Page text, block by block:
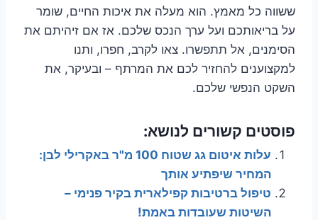
ששווה כל מאמץ. הוא מעלה את איכות החיים, שומר
על בריאותכם ועל ערך הנכס שלכם. אז אם זיהיתם את
הסימנים, אל תתפשרו. צאו לקרב, חפרו, ותנו
למקצוענים להחזיר לכם את המרתף – ובעיקר, את
השקט הנפשי שלכם.
פוסטים קשורים לנושא:
עלות איטום גג שטוח 100 מ"ר באקרילי לבן:
המחיר שיפתיע אותך
טיפול ברטיבות קפילארית בקיר פנימי –
השיטות שעובדות באמת!